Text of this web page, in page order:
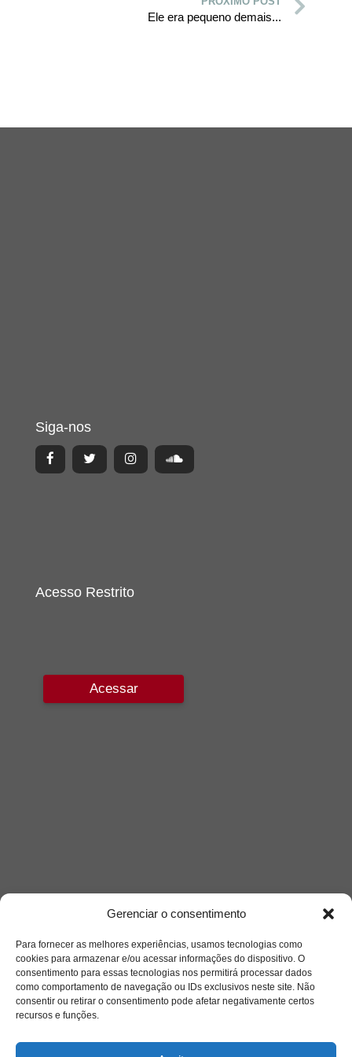
Gerenciar o consentimento
Para fornecer as melhores experiências, usamos tecnologias como
cookies para armazenar e/ou acessar informações do dispositivo. O
consentimento para essas tecnologias nos permitirá processar dados
como comportamento de navegação ou IDs exclusivos neste site. Não
consentir ou retirar o consentimento pode afetar negativamente certos
recursos e funções.
Ele era pequeno demais...
Siga-nos
Acesso Restrito
Acessar